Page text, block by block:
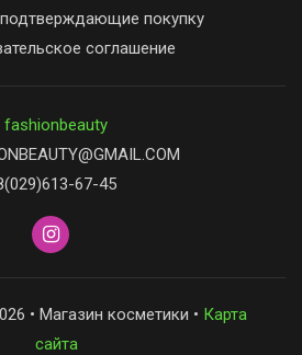
покупку
соглашение
fashionbeauty
67-45
• Магазин косметики • Карта
сайта